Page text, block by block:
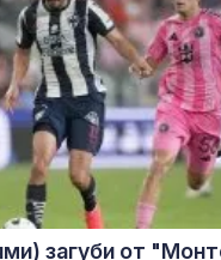
загуби от